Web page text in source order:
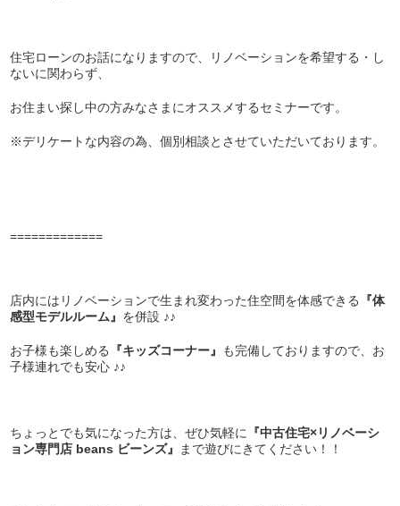
住宅ローンのお話になりますので、リノベーションを希望する・し
ないに関わらず、
お住まい探し中の方みなさまにオススメするセミナーです。
※デリケートな内容の為、個別相談とさせていただいております。
=============
店内にはリノベーションで生まれ変わった住空間を体感できる
『体
感型モデルルーム』 を併設 ♪♪
お子様も楽しめる 『キッズコーナー』
も完備しておりますので、お
子様連れでも安心 ♪♪
ちょっとでも気になった方は、ぜひ気軽に 『中古住宅×リノベーシ
ョン専門店 beans ビーンズ』
まで遊びにきてください！！